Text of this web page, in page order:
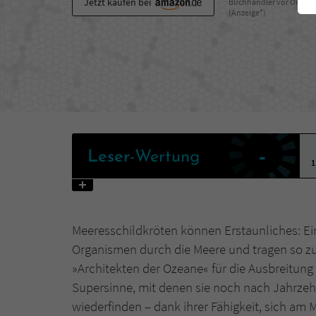
(Anzeige*)
Leser-Wertung -
1
Meeresschildkröten können Erstaunliches:
Organismen durch die Meere und tragen so
»Architekten der Ozeane« für die
Supersinne, mit denen sie noch nach
wiederfinden – dank ihrer Fähigkeit, sich am